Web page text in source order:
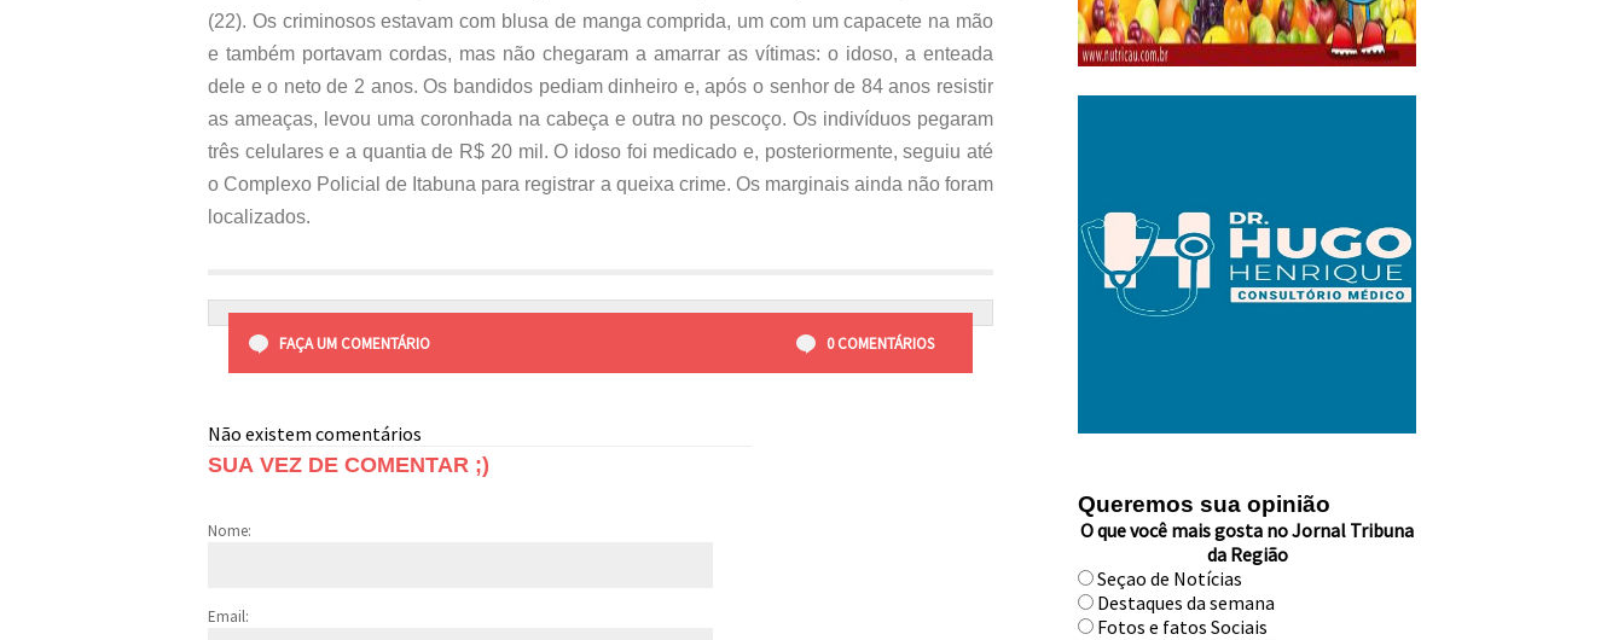
(22). Os criminosos estavam com blusa de manga comprida, um com um capacete na mão
e também portavam cordas, mas não chegaram a amarrar as vítimas: o idoso, a enteada
dele e o neto de 2 anos. Os bandidos pediam dinheiro e, após o senhor de 84 anos resistir
as ameaças, levou uma coronhada na cabeça e outra no pescoço. Os indivíduos pegaram
três celulares e a quantia de R$ 20 mil. O idoso foi medicado e, posteriormente, seguiu até
o Complexo Policial de Itabuna para registrar a queixa crime. Os marginais ainda não foram
localizados.
FAÇA UM COMENTÁRIO 0 COMENTÁRIOS
Não existem comentários
SUA VEZ DE COMENTAR ;)
Nome:
Email:
Queremos sua opinião
O que você mais gosta no Jornal Tribuna
da Região
Seçao de Notícias
Destaques da semana
Fotos e fatos Sociais